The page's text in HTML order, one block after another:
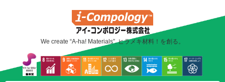
We create “A-ha! Materials”. ヒラメキ材料！を創る。